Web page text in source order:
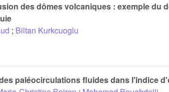
des dômes volcaniques : exemple du
; Biltan Kurkcuoglu
paléocirculations fluides dans l'indice